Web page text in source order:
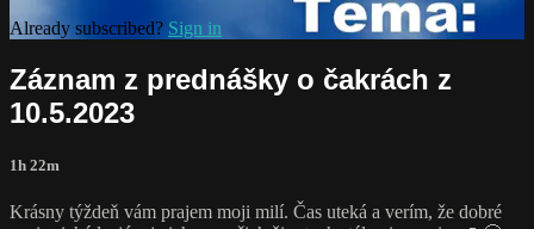
Already subscribed? Sign in
Záznam z prednášky o čakrách z
10.5.2023
1h 22m
Krásny týždeň vám prajem moji milí. Čas uteká a verím, že dobré